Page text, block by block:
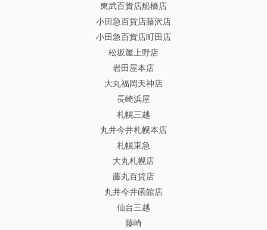
東武百貨店船橋店
小田急百貨店藤沢店
小田急百貨店町田店
松坂屋上野店
岩田屋本店
大丸福岡天神店
長崎浜屋
札幌三越
丸井今井札幌本店
札幌東急
大丸札幌店
藤丸百貨店
丸井今井函館店
仙台三越
藤崎